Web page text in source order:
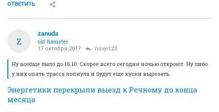
ОТВЕТИТЬ
Z
zanuda
old hamster
17 октября 2017 novyi123
Ну вообще было до 16.10. Скорее всего сегодня ночью откроют. Ну либо
у них опять трасса лопнула и будут еще куски вырезать.
Энергетики перекрыли выезд к Речному до конца
месяца